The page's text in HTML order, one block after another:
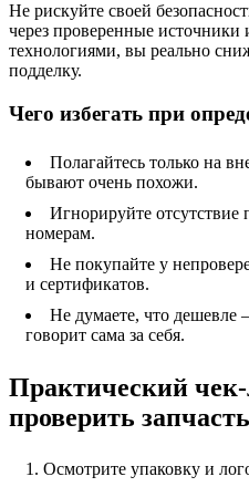
Не рискуйте своей
через проверенные источники
технологиями, вы реально
подделку.
Чего избегать при
Полагайтесь только на
бывают очень похожи.
Игнорируйте
номерам.
Не покупайте у
и сертификатов.
Не думаете, что дешевле
говорит сама за себя.
Практический
проверить
Осмотрите упаковку и